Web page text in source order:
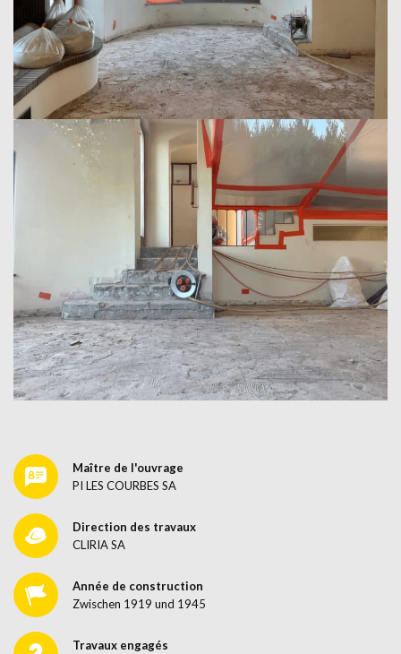
Maître de l'ouvrage
PI LES COURBES SA
Direction des travaux
CLIRIA SA
Année de construction
Zwischen 1919 und 1945
Travaux engagés